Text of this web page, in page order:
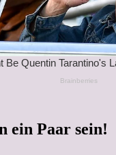
ein Paar sein!